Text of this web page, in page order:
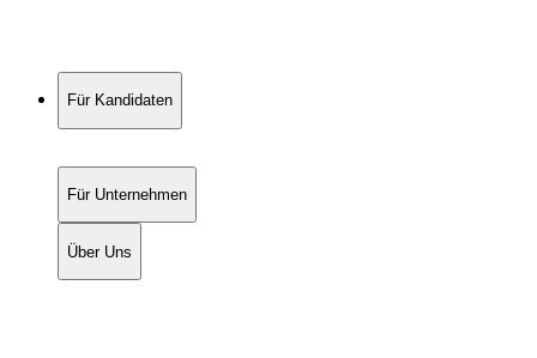
Für Kandidaten
Für Unternehmen
Über Uns